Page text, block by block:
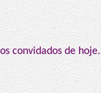
convidados de hoje.